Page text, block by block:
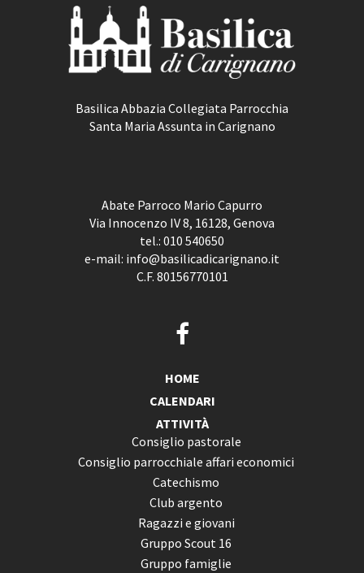
Basilica Abbazia Collegiata Parrocchia
Santa Maria Assunta in Carignano
Abate Parroco Mario Capurro
Via Innocenzo IV 8, 16128, Genova
tel.: 010 540650
e-mail: info@basilicadicarignano.it
C.F. 80156770101
HOME
CALENDARI
ATTIVITÀ
Consiglio pastorale
Consiglio parrocchiale affari economici
Catechismo
Club argento
Ragazzi e giovani
Gruppo Scout 16
Gruppo famiglie